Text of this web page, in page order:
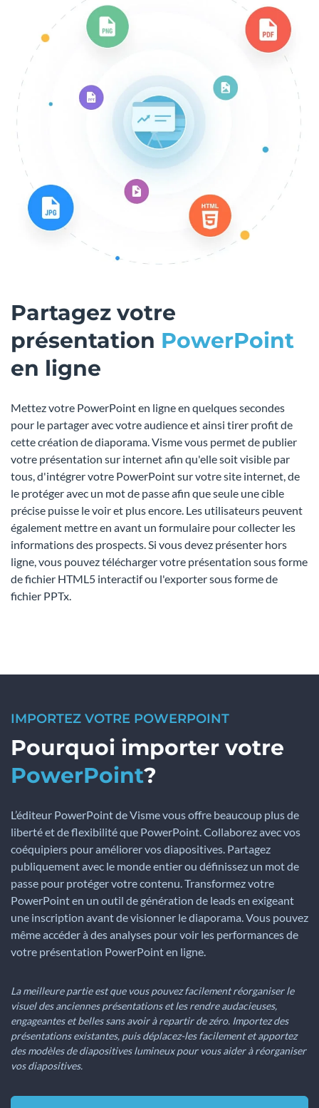
Partagez votre
présentation PowerPoint
en ligne
Mettez votre PowerPoint en ligne en quelques secondes
pour le partager avec votre audience et ainsi tirer profit de
cette création de diaporama. Visme vous permet de publier
votre présentation sur internet afin qu'elle soit visible par
tous, d'intégrer votre PowerPoint sur votre site internet, de
le protéger avec un mot de passe afin que seule une cible
précise puisse le voir et plus encore. Les utilisateurs peuvent
également mettre en avant un formulaire pour collecter les
informations des prospects. Si vous devez présenter hors
ligne, vous pouvez télécharger votre présentation sous forme
de fichier HTML5 interactif ou l'exporter sous forme de
fichier PPTx.
IMPORTEZ VOTRE POWERPOINT
Pourquoi importer votre
PowerPoint?
L’éditeur PowerPoint de Visme vous offre beaucoup plus de
liberté et de flexibilité que PowerPoint. Collaborez avec vos
coéquipiers pour améliorer vos diapositives. Partagez
publiquement avec le monde entier ou définissez un mot de
passe pour protéger votre contenu. Transformez votre
PowerPoint en un outil de génération de leads en exigeant
une inscription avant de visionner le diaporama. Vous pouvez
même accéder à des analyses pour voir les performances de
votre présentation PowerPoint en ligne.
La meilleure partie est que vous pouvez facilement réorganiser le
visuel des anciennes présentations et les rendre audacieuses,
engageantes et belles sans avoir à repartir de zéro. Importez des
présentations existantes, puis déplacez-les facilement et apportez
des modèles de diapositives lumineux pour vous aider à réorganiser
vos diapositives.